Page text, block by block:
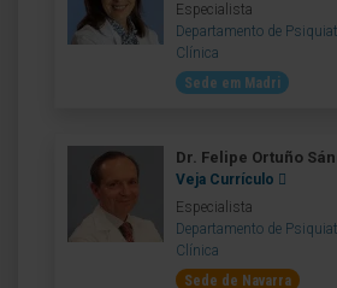
Especialista
Departamento de
Clínica
Sede em Madri
Dr. Felipe Ortuño
Veja Currículo
Especialista
Departamento de
Clínica
Sede de Navarra